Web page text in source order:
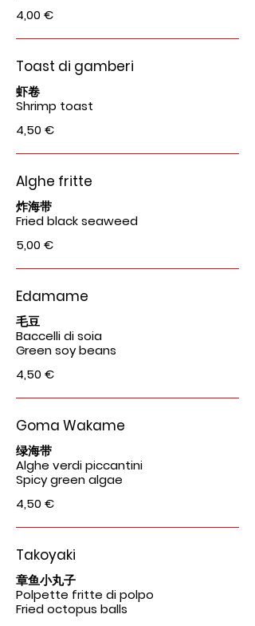
4,00 €
Toast di gamberi
虾卷
Shrimp toast
4,50 €
Alghe fritte
炸海带
Fried black seaweed
5,00 €
Edamame
毛豆
Baccelli di soia
Green soy beans
4,50 €
Goma Wakame
绿海带
Alghe verdi piccantini
Spicy green algae
4,50 €
Takoyaki
章鱼小丸子
Polpette fritte di polpo
Fried octopus balls